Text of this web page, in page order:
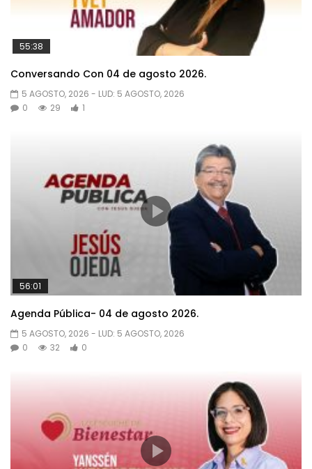
55:38
Conversando Con 04 de agosto 2026.
5 AGOSTO, 2026 - LUD: 5 AGOSTO, 2026
0
29 1
56:01
Agenda Pública- 04 de agosto 2026.
5 AGOSTO, 2026 - LUD: 5 AGOSTO, 2026
0
32 0